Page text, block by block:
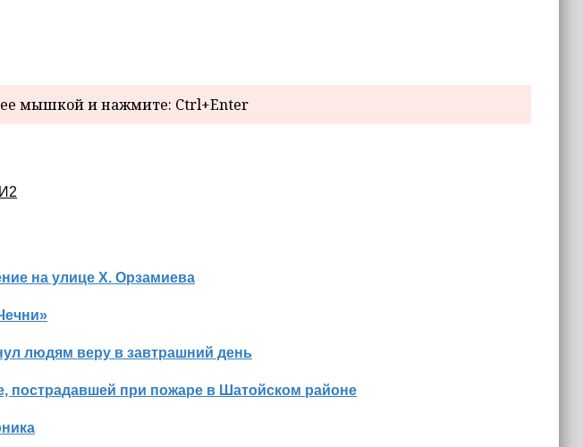
мышкой и нажмите: Ctrl+Enter
на улице Х. Орзамиева
людям веру в завтрашний день
при пожаре в Шатойском районе